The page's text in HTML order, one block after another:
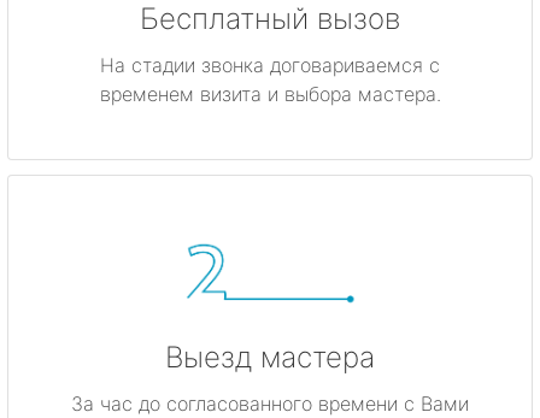
Бесплатный вызов
На стадии звонка договариваемся с
временем визита и выбора мастера.
Выезд мастера
За час до согласованного времени с Вами